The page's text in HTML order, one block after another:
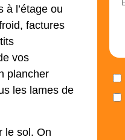
à l’étage ou
factures
vos
plancher
les lames de
le sol. On